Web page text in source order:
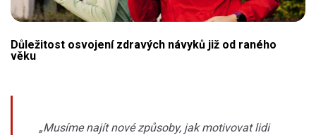
Důležitost osvojení zdravých návyků již od raného
věku
„Musíme najít nové způsoby, jak motivovat lidi